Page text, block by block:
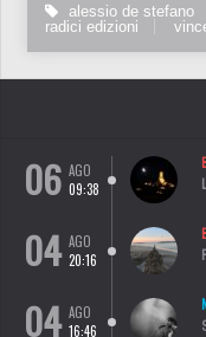
alessio de stefano
radici edizioni
06 AGO
09:38
04 AGO
20:16
04 AGO
16:46